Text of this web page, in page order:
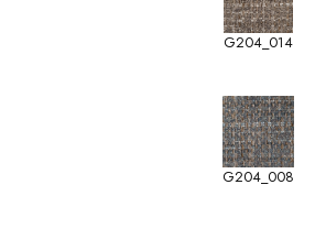
G204_014
G204_008